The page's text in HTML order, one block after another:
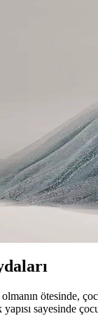
Sıcacık ve
sunar, moda ve
Güncel
çeyizlik
ve
ötesinde,
sayesinde